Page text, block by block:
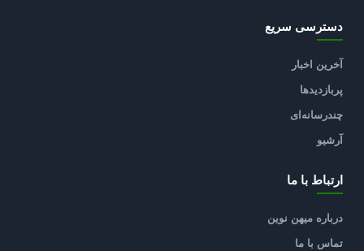
دسترسی سریع
آخرین اخبار
پربازدیدها
چندرسانه‌ای
آرشیو
ارتباط با ما
درباره میهن نوین
تماس با ما